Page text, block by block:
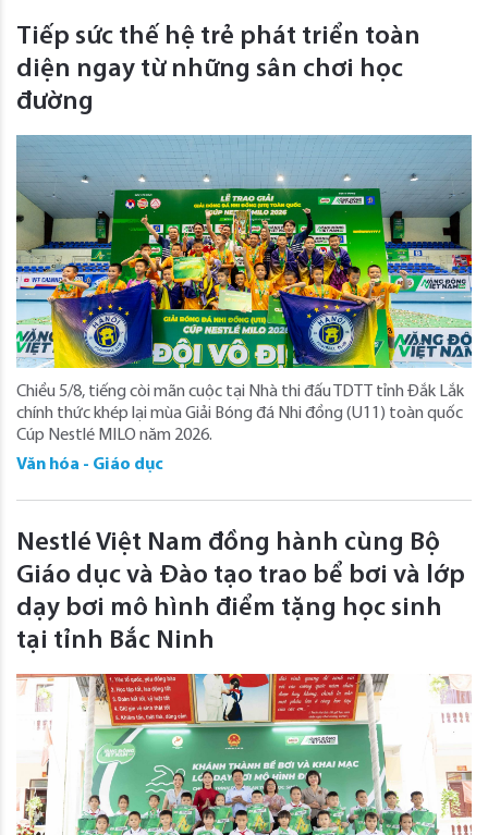
Tiếp sức thế hệ trẻ phát triển toàn
diện ngay từ những sân chơi học
đường
Chiều 5/8, tiếng còi mãn cuộc tại Nhà thi đấu TDTT tỉnh Đắk Lắk
chính thức khép lại mùa Giải Bóng đá Nhi đồng (U11) toàn quốc
Cúp Nestlé MILO năm 2026.
Văn hóa - Giáo dục
Nestlé Việt Nam đồng hành cùng Bộ
Giáo dục và Đào tạo trao bể bơi và lớp
dạy bơi mô hình điểm tặng học sinh
tại tỉnh Bắc Ninh